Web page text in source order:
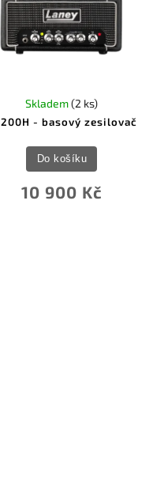
- basový zesilovač
Skladem(2 ks)
10 900 Kč
Do košíku